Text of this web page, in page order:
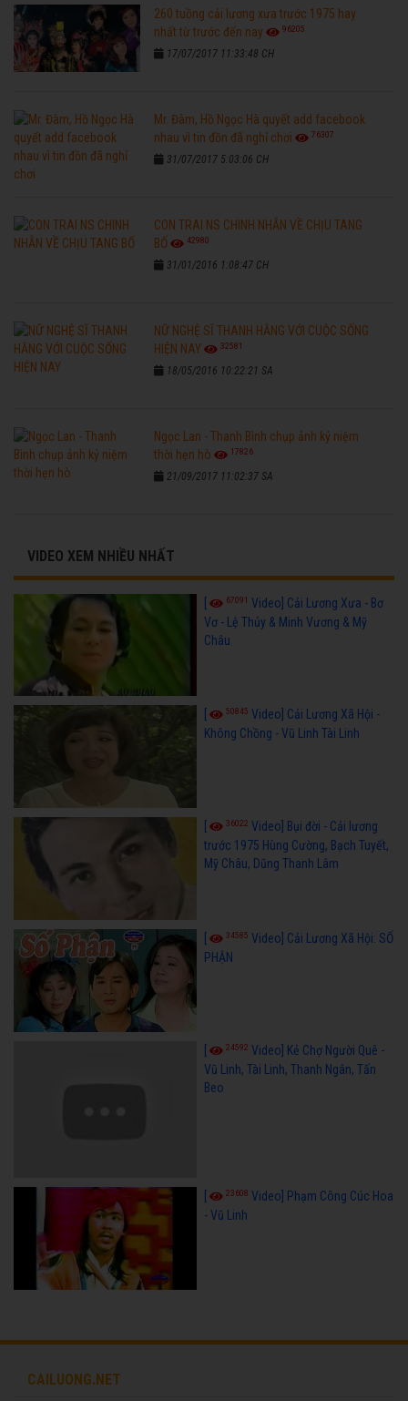
260 tuồng cải lương xưa trước 1975 hay
nhất từ trước đến nay
96205
17/07/2017 11:33:48 CH
Mr. Đàm, Hồ Ngọc Hà quyết add facebook
nhau vì tin đồn đã nghỉ chơi
76307
31/07/2017 5:03:06 CH
CON TRAI NS CHINH NHẪN VỀ CHỊU TANG
BỐ
42980
31/01/2016 1:08:47 CH
NỮ NGHỆ SĨ THANH HẰNG VỚI CUỘC SỐNG
HIỆN NAY
32581
18/05/2016 10:22:21 SA
Ngọc Lan - Thanh Bình chụp ảnh kỷ niệm
thời hẹn hò
17826
21/09/2017 11:02:37 SA
VIDEO XEM NHIỀU NHẤT
[ 67091 Video] Cải Lương Xưa - Bơ
Vơ - Lệ Thủy & Minh Vương & Mỹ
Châu
50845 Video] Cải Lương Xã Hội -
Không Chồng - Vũ Linh Tài Linh
36022 Video] Bụi đời - Cải lương
trước 1975 Hùng Cường, Bạch Tuyết,
Mỹ Châu, Dũng Thanh Lâm
34585 Video] Cải Lương Xã Hội: SỐ
PHẬN
24592 Video] Kẻ Chợ Người Quê -
Vũ Linh, Tài Linh, Thanh Ngân, Tấn
Beo
23608 Video] Phạm Công Cúc Hoa
- Vũ Linh
CAILUONG.NET